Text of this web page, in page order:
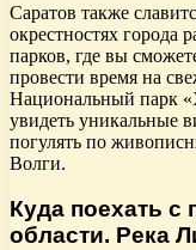
Саратов также
окрестностях города
парков, где вы
провести время на
Национальный парк
увидеть уникальные
погулять по
Волги.
Куда поехать с
области. Река